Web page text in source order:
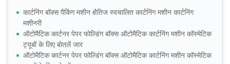
कार्टनिंग बॉक्स पैकिंग मशीन क्षैतिज स्वचालित कार्टनिंग मशीन कार्टनिंग
मशीनरी
ऑटोमैटिक कार्टनर पेपर फोल्डिंग बॉक्स ऑटोमैटिक कार्टनिंग मशीन कॉस्मेटिक
ट्यूबों के लिए बोतलें जार
ऑटोमैटिक कार्टनर पेपर फोल्डिंग बॉक्स ऑटोमैटिक कार्टनिंग मशीन कॉस्मेटिक